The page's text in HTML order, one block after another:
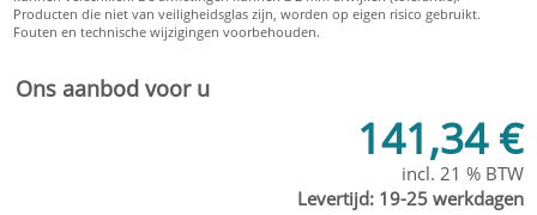
Ons aanbod voor u
141,34 €
incl. 21 % BTW
Levertijd: 19-25 werkdagen